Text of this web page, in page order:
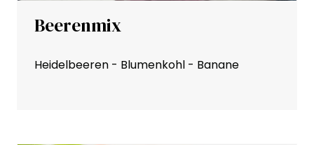
Beerenmix
Heidelbeeren - Blumenkohl - Banane